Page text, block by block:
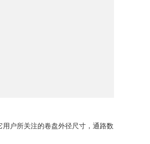
户所关注的卷盘外径尺寸，通路数